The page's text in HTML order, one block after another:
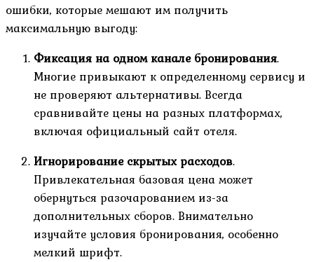
ошибки, которые мешают им получить
максимальную выгоду:
Фиксация на одном канале бронирования.
Многие привыкают к определенному сервису и
не проверяют альтернативы. Всегда
сравнивайте цены на разных платформах,
включая официальный сайт отеля.
Игнорирование скрытых расходов.
Привлекательная базовая цена может
обернуться разочарованием из-за
дополнительных сборов. Внимательно
изучайте условия бронирования, особенно
мелкий шрифт.